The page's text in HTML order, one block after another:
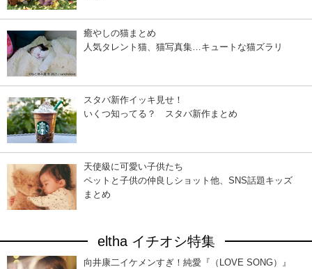
癒やしの猫まとめ
人気タレント猫、猫写真集…キュートな猫ズラリ
スタバ新作イッキ見せ！
いくつ知ってる？ スタバ新作まとめ
天使級に可愛い子供たち
ペットと子供の仲良しショット他、SNS話題キッズ
まとめ
eltha イチオシ特集
向井康二イケメンすぎ！純愛『（LOVE SONG）』